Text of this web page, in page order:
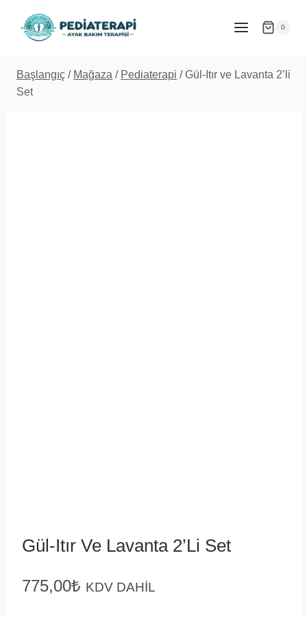
0
Başlangıç / Mağaza / Pediaterapi / Gül-Itır ve Lavanta 2’li
Set
Gül-Itır Ve Lavanta 2’li Set
775,00₺ KDV DAHİL